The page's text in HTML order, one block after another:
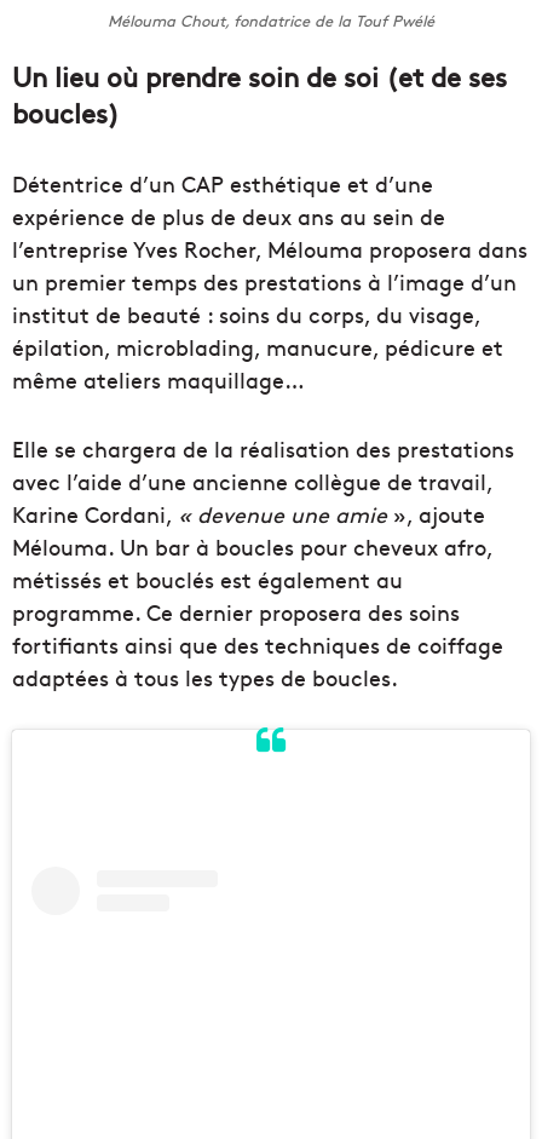
Mélouma Chout, fondatrice de la Touf Pwélé
Un lieu où prendre soin de soi (et de ses
boucles)
Détentrice d’un CAP esthétique et d’une
expérience de plus de deux ans au sein de
l’entreprise Yves Rocher, Mélouma proposera dans
un premier temps des prestations à l’image d’un
institut de beauté : soins du corps, du visage,
épilation, microblading, manucure, pédicure et
même ateliers maquillage…
Elle se chargera de la réalisation des prestations
avec l’aide d’une ancienne collègue de travail,
Karine Cordani, « devenue une amie», ajoute
Mélouma. Un bar à boucles pour cheveux afro,
métissés et bouclés est également au
programme. Ce dernier proposera des soins
fortifiants ainsi que des techniques de coiffage
adaptées à tous les types de boucles.